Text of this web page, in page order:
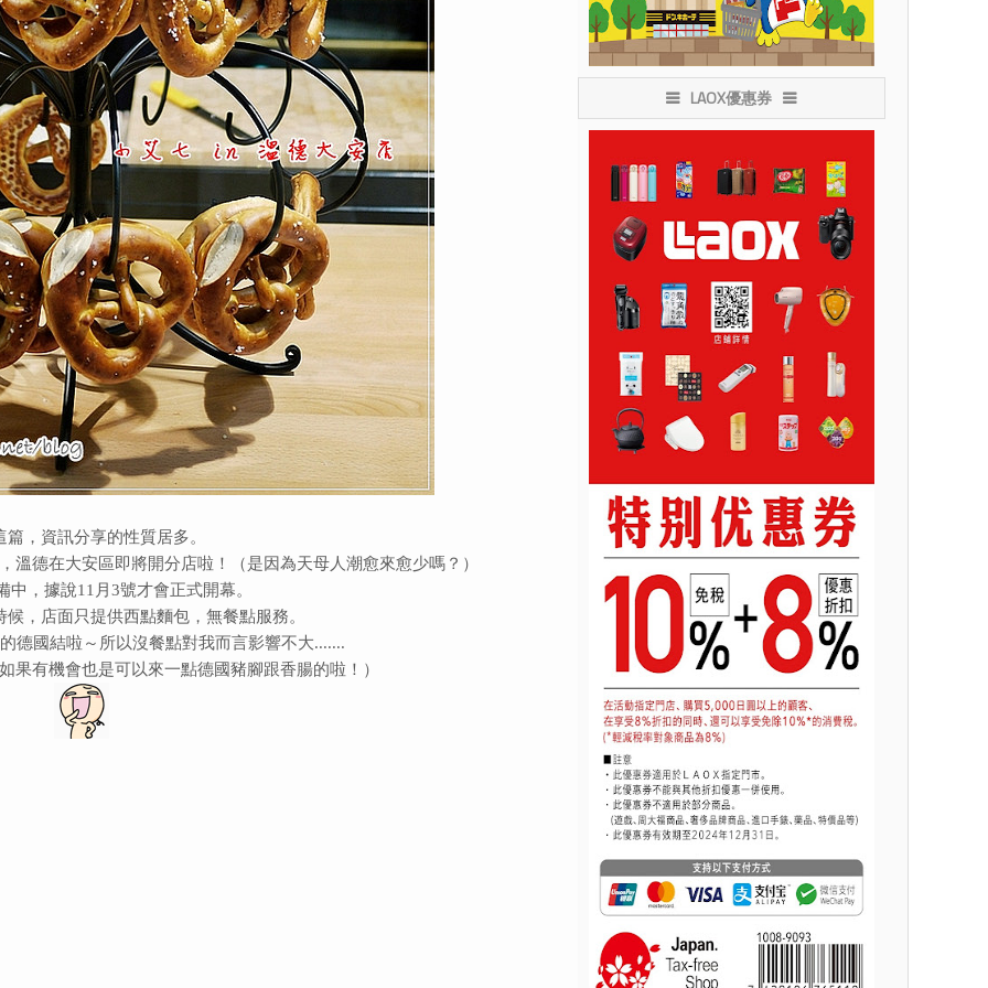
篇，資訊分享的性質居多。
溫德在大安區即將開分店啦！（是因為天母人潮愈來愈少嗎？）
中，據說11月3號才會正式開幕。
，店面只提供西點麵包，無餐點服務。
德國結啦～所以沒餐點對我而言影響不大.......
果有機會也是可以來一點德國豬腳跟香腸的啦！）
LAOX優惠券